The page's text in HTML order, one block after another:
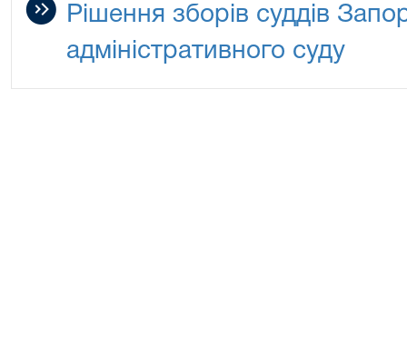
Рішення зборів суддів
адміністративного суду